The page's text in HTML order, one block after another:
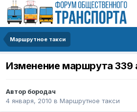
Маршрутное такси
Изменение маршрута 339
Автор бородач
4 января, 2010 в Маршрутное такси